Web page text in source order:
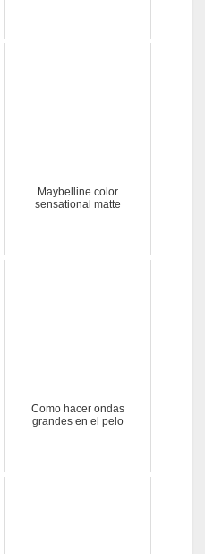
Maybelline color
sensational matte
Como hacer ondas
grandes en el pelo